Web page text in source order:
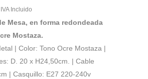
IVA Incluido
Mesa, en forma redondeada
Mostaza.
| Color: Tono Ocre Mostaza |
D. 20 x H24,50cm. | Cable
| Casquillo: E27 220-240v